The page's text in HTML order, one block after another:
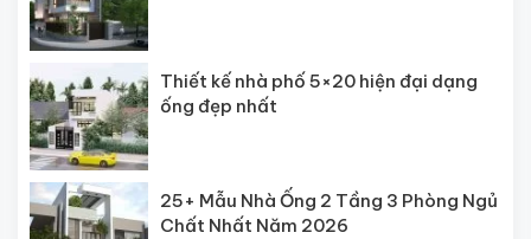
Thiết kế nhà phố 5×20 hiện đại dạng
ống đẹp nhất
25+ Mẫu Nhà Ống 2 Tầng 3 Phòng Ngủ
Chất Nhất Năm 2026